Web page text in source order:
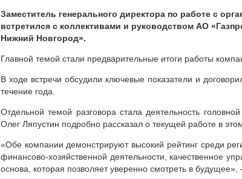
Заместитель генерального директора по работе с
встретился с коллективами и руководством АО
Нижний Новгород».
Главной темой стали предварительные итоги работы
В ходе встречи обсудили ключевые показатели и
течение года.
Отдельной темой разговора стала деятельность
Олег Ляпустин подробно рассказал о текущей работе в
«Обе компании демонстрируют высокий рейтинг среди
финансово-хозяйственной деятельности, качественное
основа, которая позволяет уверенно смотреть в будущее»,